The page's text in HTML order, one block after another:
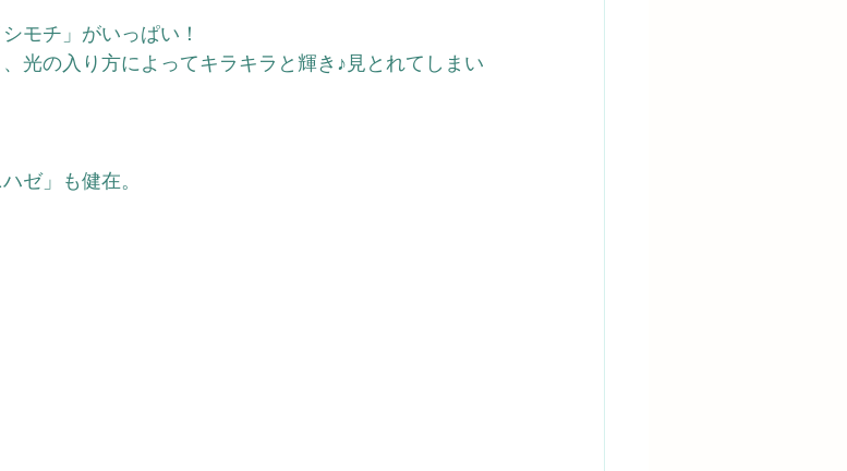
モチ」がいっぱい！
光の入り方によってキラキラと輝き♪見とれてしまい
ゼ」も健在。